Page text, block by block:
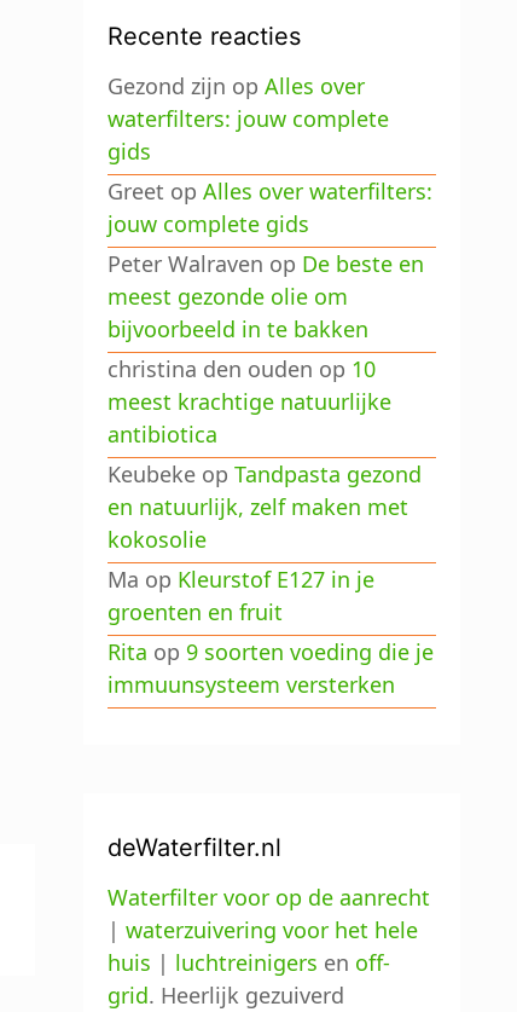
Recente reacties
Gezond zijn op Alles over
waterfilters: jouw complete
gids
Greet op Alles over waterfilters:
jouw complete gids
Peter Walraven op De beste en
meest gezonde olie om
bijvoorbeeld in te bakken
christina den ouden op 10
meest krachtige natuurlijke
antibiotica
Keubekeop Tandpasta gezond
en natuurlijk, zelf maken met
kokosolie
Ma op Kleurstof E127 in je
groenten en fruit
Rita op 9 soorten voeding die je
immuunsysteem versterken
deWaterfilter.nl
Waterfilter voor op de aanrecht
| waterzuivering voor het hele
huis | luchtreinigers en off-
grid. Heerlijk gezuiverd